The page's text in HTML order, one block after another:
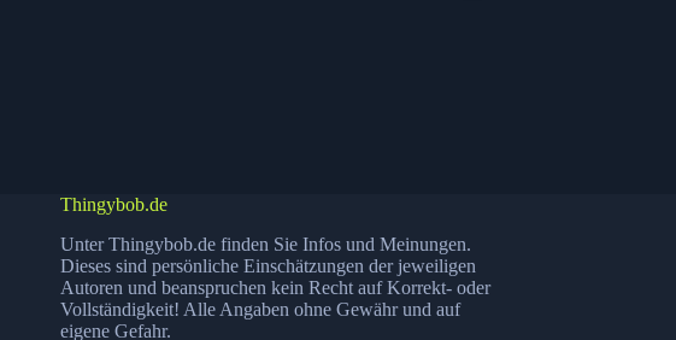
Thingybob.de
Unter Thingybob.de finden Sie Infos und Meinungen.
Dieses sind persönliche Einschätzungen der jeweiligen
Autoren und beanspruchen kein Recht auf Korrekt- oder
Vollständigkeit! Alle Angaben ohne Gewähr und auf
eigene Gefahr.